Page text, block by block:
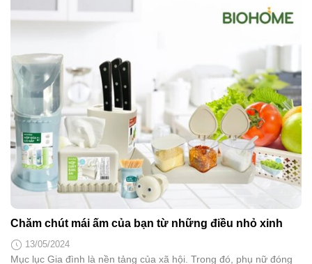
Chăm chút mái ấm của bạn từ những điều nhỏ xinh
13/05/2024
Mục lục Gia đình là nền tảng của xã hội. Trong đó, phụ nữ đóng